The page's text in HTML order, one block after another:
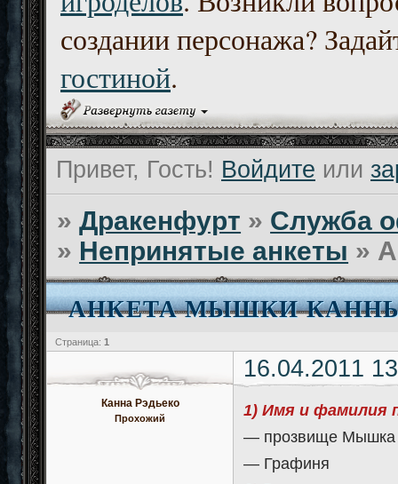
создании персонажа?
гостиной.
Привет, Гость! Войдите или
»Дракенфурт » Служба
» Непринятые анкеты »
АНКЕТА МЫШКИ
Страница: 1
16.04.2011
Канна Рэдьеко
Прохожий
1) Имя и фамилия
— прозвище Мышка
— Графиня